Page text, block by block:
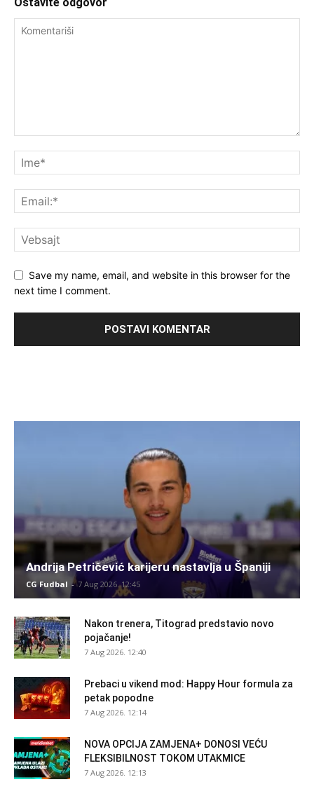
Save my name, email, and website in this browser for the
next time I comment.
Andrija Petričević karijeru nastavlja u Španiji
CG Fudbal - 7 Aug 2026. 12:45
Nakon trenera, Titograd predstavio novo
pojačanje!
7 Aug 2026. 12:40
Prebaci u vikend mod: Happy Hour formula za
petak popodne
7 Aug 2026. 12:14
NOVA OPCIJA ZAMJENA+ DONOSI VEĆU
FLEKSIBILNOST TOKOM UTAKMICE
7 Aug 2026. 12:13